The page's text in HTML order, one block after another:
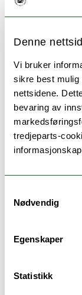
Denne
Vi bruker
sikre best mulig
nettsidene.
bevaring av
tredjeparts-
Nødvendig
Egenskaper
Statistikk
studentene
eventuelt
emner
årsperiode
avgjør hvilken
per år, og
Eksamen
Følgende